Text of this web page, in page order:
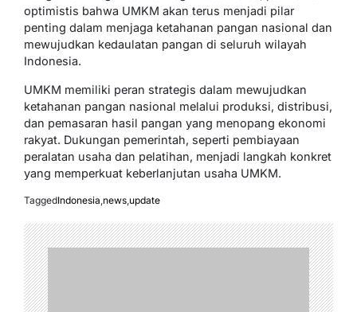
optimistis bahwa UMKM akan terus menjadi pilar
penting dalam menjaga ketahanan pangan nasional dan
mewujudkan kedaulatan pangan di seluruh wilayah
Indonesia.
UMKM memiliki peran strategis dalam mewujudkan
ketahanan pangan nasional melalui produksi, distribusi,
dan pemasaran hasil pangan yang menopang ekonomi
rakyat. Dukungan pemerintah, seperti pembiayaan
peralatan usaha dan pelatihan, menjadi langkah konkret
yang memperkuat keberlanjutan usaha UMKM.
TaggedIndonesia news update